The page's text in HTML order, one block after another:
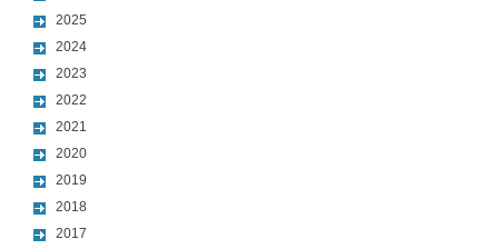
2025
2024
2023
2022
2021
2020
2019
2018
2017